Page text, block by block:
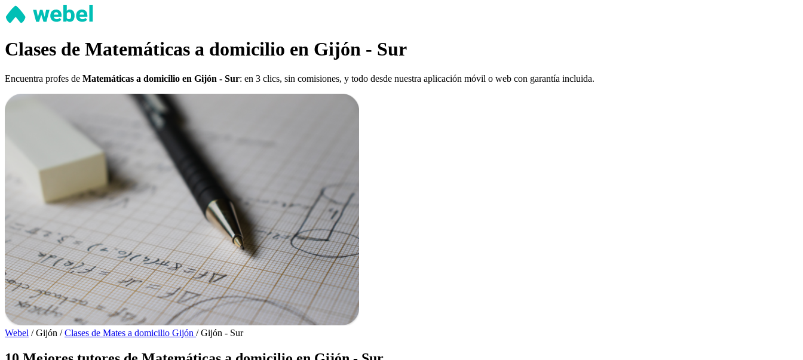
Clases de Matemáticas a domicilio en Gijón - Sur
Encuentra profes de Matemáticas a domicilio en Gijón - Sur: en 3 clics, sin comisiones, y todo desde nuestra aplicación móvil o web con garantía incluida.
Webel / Gijón / Clases de Mates a domicilio Gijón / Gijón - Sur